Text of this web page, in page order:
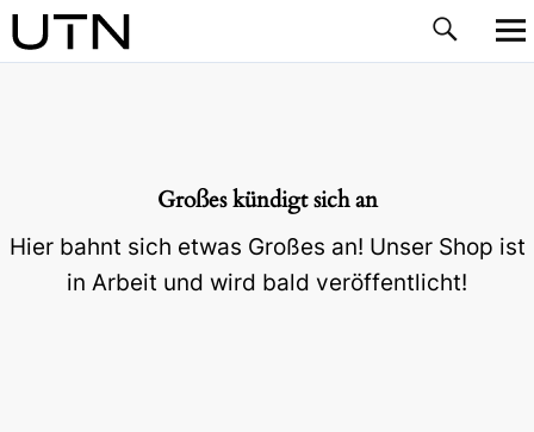
Großes kündigt sich an
Hier bahnt sich etwas Großes an! Unser Shop ist
in Arbeit und wird bald veröffentlicht!